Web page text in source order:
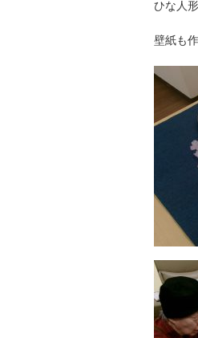
ひな人
壁紙も